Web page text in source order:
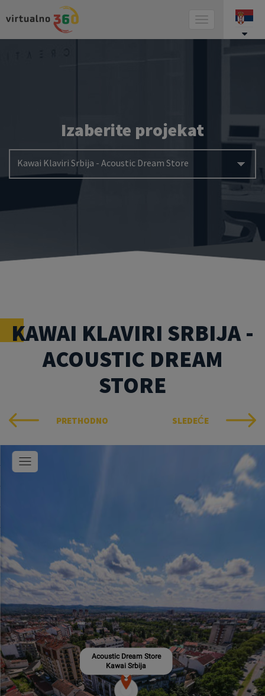
Toggle
navigation
Izaberite projekat
Kawai Klaviri Srbija - Acoustic Dream Store
KAWAI KLAVIRI SRBIJA -
ACOUSTIC DREAM
STORE
PRETHODNO SLEDEĆE